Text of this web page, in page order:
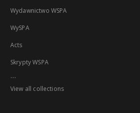
Wydawnictwo WSPA
WySPA
Acts
Skrypty WSPA
...
View all collections